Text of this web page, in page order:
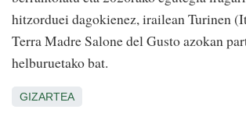
hitzorduei dagokienez, irailean Turinen
Terra Madre Salone del Gusto azokan
helburuetako bat.
GIZARTEA